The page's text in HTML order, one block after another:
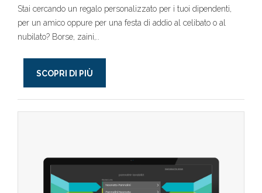
Stai cercando un regalo personalizzato per i tuoi dipendenti,
per un amico oppure per una festa di addio al celibato o al
nubilato? Borse, zaini,..
SCOPRI DI PIÙ